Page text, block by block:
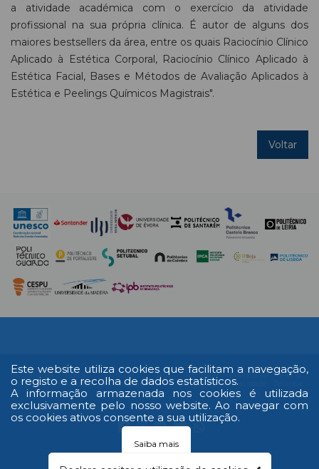
Este website utiliza cookies que facilitam a navegação,
o registo e a recolha de dados estatísticos.
A informação armazenada nos cookies é utilizada
exclusivamente pelo nosso website. Ao navegar com
os cookies ativos consente a sua utilização.
Saiba mais
a atividade académica com o exercício da atividade
profissional na sua própria clínica. É autor de alguns dos
maiores bestsellers da área, entre os quais Raciocínio Clínico
Aplicado à Estética Corporal, Raciocínio Clínico Aplicado à
Estética Facial, Bases e Métodos de Avaliação Aplicados à
Estética e Peelings Químicos Magistrais".
Voltar
Multimédia
Edição
Impressa
Livro de
reclamações
RAL
Termos e
Condições
Política de
Privacidade
Ficha
© 2026 Todos os direitos reservados